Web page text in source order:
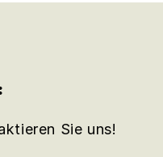
Sie uns!